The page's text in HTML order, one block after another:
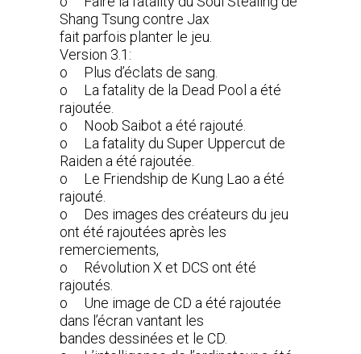
Shang Tsung contre Jax
fait parfois planter le jeu.
Version 3.1:
o Plus d’éclats de sang.
o La fatality de la Dead Pool a été
rajoutée.
o Noob Saibot a été rajouté.
o La fatality du Super Uppercut de
Raiden a été rajoutée.
o Le Friendship de Kung Lao a été
rajouté.
o Des images des créateurs du jeu
ont été rajoutées après les
remerciements,
o Révolution X et DCS ont été
rajoutés.
o Une image de CD a été rajoutée
dans l’écran vantant les
bandes dessinées et le CD.